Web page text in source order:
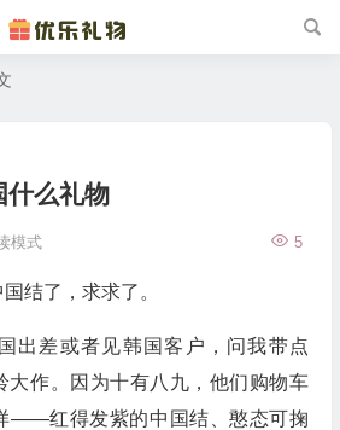
什么礼物
5
模式
结了，求求了。
出差或者见韩国客户，问我带点
大作。因为十有八九，他们购物车
——红得发紫的中国结、憨态可掬